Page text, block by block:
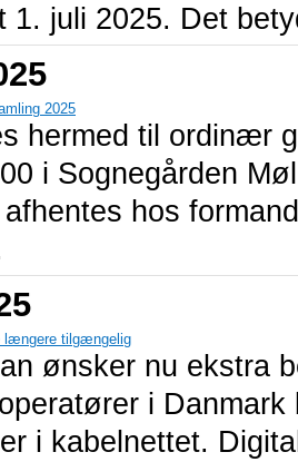
juli 2025. Det
2025
hermed til ordinær
i Sognegården
hos
længere tilgængelig
ønsker nu ekstra
i
i kabelnettet.